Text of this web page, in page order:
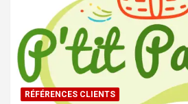
RÉFÉRENCES CLIENTS